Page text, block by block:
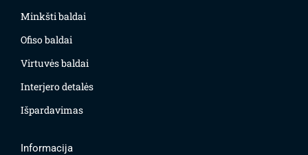
Minkšti baldai
Ofiso baldai
Virtuvės baldai
Interjero detalės
Išpardavimas
Informacija